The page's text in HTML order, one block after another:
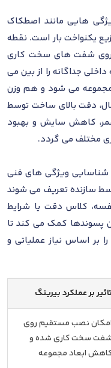
هایی مانند اصطکاک
یکنواخت بار است. نقطه
روی شفت های سخت کاری
جداگانه را از بین می
می شود و هم وزن
دقت بالای ساخت توسط
کاهش سایش و بهبود
مختلف می گردد.
شناسایی ویژگی های فنی
سازنده تعریف می شوند
کلاس دقت یا شرایط
پسوندها کمک می کند تا
بر اساس نیاز عملیاتی و
تاثیر بر عملکرد بیرینگ
امکان نصب مستقیم روی
شفت سخت کاری شده و
ابعاد مجموعه